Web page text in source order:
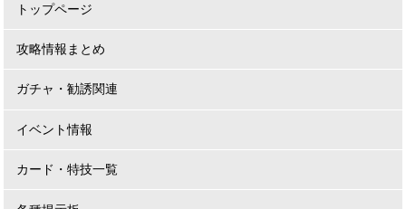
トップページ
攻略情報まとめ
ガチャ・勧誘関連
イベント情報
カード・特技一覧